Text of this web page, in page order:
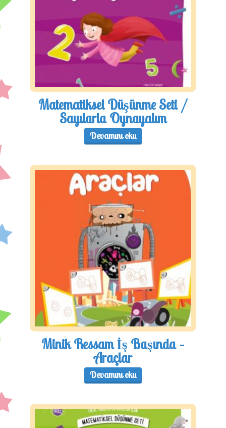
Matematiksel Düşünme Seti /
Sayılarla Oynayalım
Devamını oku
Minik Ressam İş Başında –
Araçlar
Devamını oku